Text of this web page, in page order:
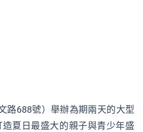
路688號）舉辦為期兩天的大型
夏日最盛大的親子與青少年盛